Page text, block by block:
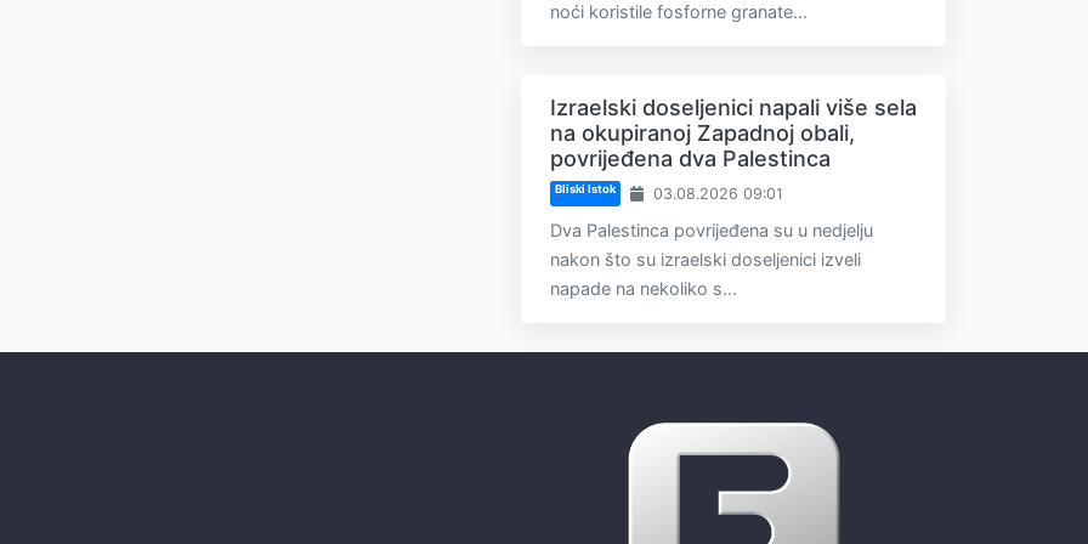
noći koristile fosforne granate...
Izraelski doseljenici napali više sela
na okupiranoj Zapadnoj obali,
povrijeđena dva Palestinca
Bliski Istok 03.08.2026 09:01
Dva Palestinca povrijeđena su u nedjelju
nakon što su izraelski doseljenici izveli
napade na nekoliko s...